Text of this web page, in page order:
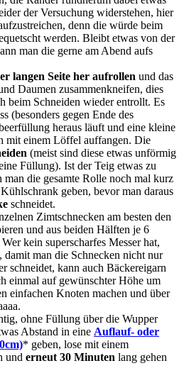
der Versuchung widerstehen, hier
denn die würde beim
werden. Bleibt etwas von der
man die gerne am Abend aufs
langen Seite her aufrollen und das
Daumen zusammenkneifen, dies
beim Schneiden wieder entrollt. Es
(besonders gegen Ende des
heraus läuft und eine kleine
mit einem Löffel auffangen. Die
(meist sind diese etwas unförmig
Füllung). Ist der Teig etwas zu
die gesamte Rolle noch mal kurz
geben, bevor man daraus
schneidet.
Zimtschnecken am besten den
und aus beiden Hälften je 6
kein superscharfes Messer hat,
man die Schnecken nicht nur
schneidet, kann auch Bäckereigarn
einmal auf gewünschter Höhe um
einfachen Knoten machen und über
ohne Füllung über die Wupper
Abstand in eine Auflauf- oder
* geben, lose mit einem
und erneut 30 Minuten lang gehen